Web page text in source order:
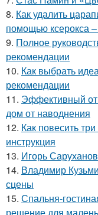
8. Как удалить
помощью ксерокса –
9. Полное
рекомендации
10. Как выбрать
рекомендации
11. Эффективный
дом от наводнения
12. Как повесить
инструкция
13. Игорь
14. Владимир
сцены
15. Спальня-
решение для